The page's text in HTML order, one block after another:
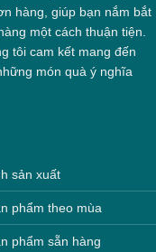
hàng, giúp bạn nắm bắt
một cách thuận tiện.
tôi cam kết mang đến
món quà ý nghĩa
sản xuất
phẩm theo mùa
phẩm sẵn hàng